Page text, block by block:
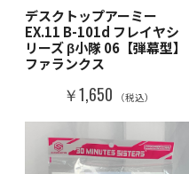
デスクトップアーミー
EX.11 B-101d フレイヤシ
リーズ β小隊 06【弾幕型】
ファランクス
￥1,650 （税込）